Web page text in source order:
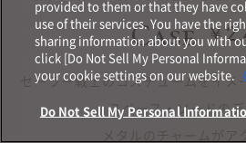
Optical
Goods
Case ￥
セーラー戦士のコスチュームをイメ
スペース・ソードのデ
メタルのチャームがア
provided to them or that they have
use of their services. You have the
sharing information about you with
click [Do Not Sell My Personal
your cookie settings on our website.
Do Not Sell My Personal